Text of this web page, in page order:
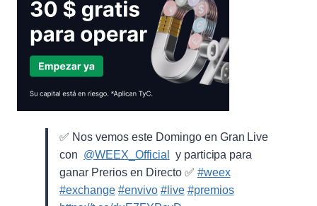
✅ Nos vemos este Domingo en Gran Live
con ⁨ @WEEX_Official
⁩ y participa para
ganar Prerios en Directo ✅ #weex
#exchange #envivo #live #premios